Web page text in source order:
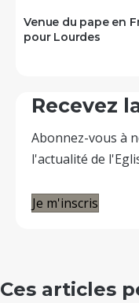
Venue du pape en
pour Lourdes
Recevez
Abonnez-vous à
l'actualité de
Je m'inscris
Ces articles